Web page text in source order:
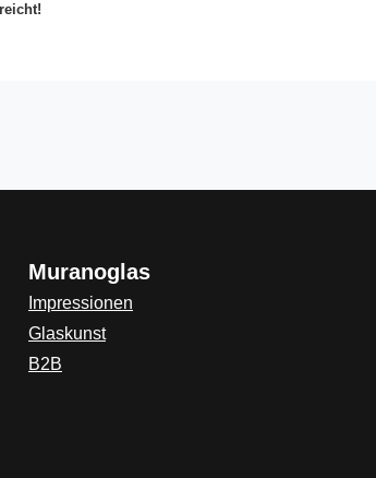
Muranoglas
Impressionen
Glaskunst
B2B